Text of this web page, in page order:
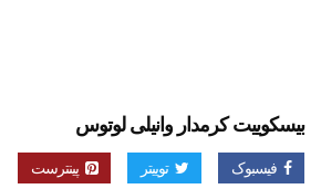
بیسکوییت کرمدار وانیلی لوتوس
فیسبوک توییتر پینترست